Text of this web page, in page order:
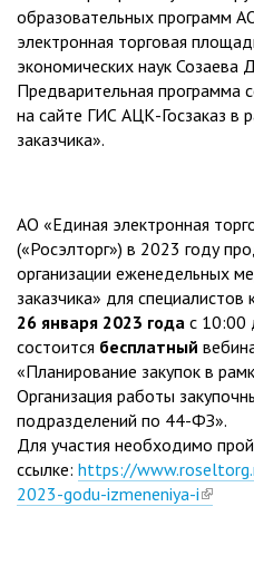
образовательных программ
электронная торговая
экономических наук Созаева
Предварительная программа
на сайте ГИС АЦК-Госзаказ в
заказчика».
АО «Единая электронная
(«Росэлторг») в 2023 году
организации еженедельных
заказчика» для
26 января 2023 года с 10:00
состоится бесплатный
«Планирование закупок в
Организация работы
подразделений по 44-ФЗ».
Для участия необходимо
ссылке: https://
2023-godu-izmeneniya-i(link